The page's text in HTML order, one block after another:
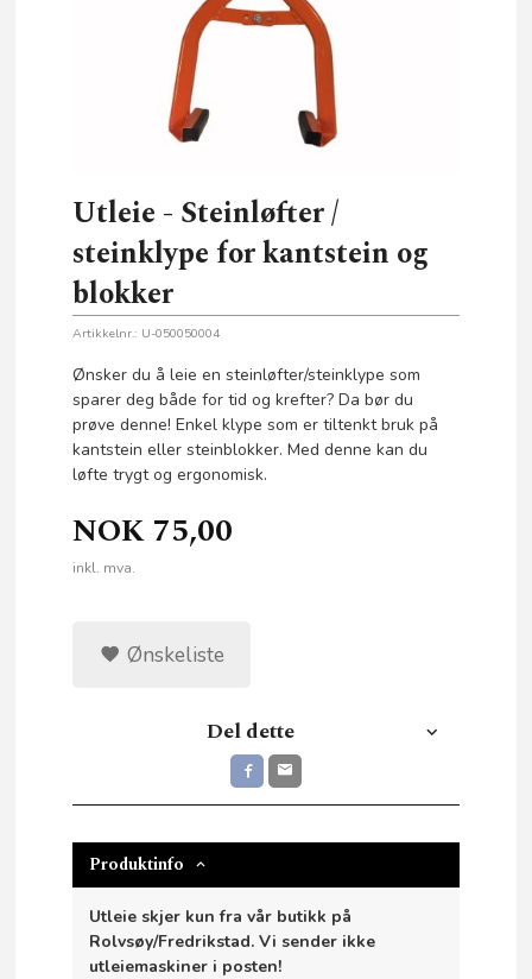
Utleie - Steinløfter /
steinklype for kantstein og
blokker
Artikkelnr.: U-050050004
Ønsker du å leie en steinløfter/steinklype som
sparer deg både for tid og krefter? Da bør du
prøve denne! Enkel klype som er tiltenkt bruk på
kantstein eller steinblokker. Med denne kan du
løfte trygt og ergonomisk.
NOK 75,00
inkl. mva.
Ønskeliste
Del dette
Produktinfo
Utleie skjer kun fra vår butikk på
Rolvsøy/Fredrikstad. Vi sender ikke
utleiemaskiner i posten!